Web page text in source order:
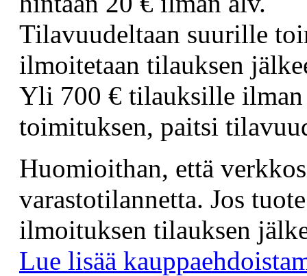
Tilavuudeltaan suurille
ilmoitetaan tilauksen
Yli 700 € tilauksille ilman
toimituksen, paitsi
Huomioithan, että
varastotilannetta. Jos
ilmoituksen tilauksen
Lue lisää